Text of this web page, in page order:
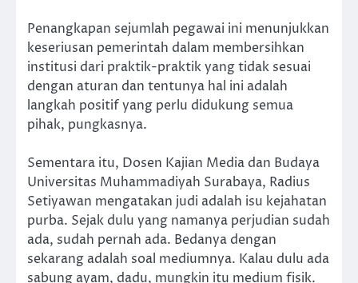
Penangkapan sejumlah pegawai ini menunjukkan
keseriusan pemerintah dalam membersihkan
institusi dari praktik-praktik yang tidak sesuai
dengan aturan dan tentunya hal ini adalah
langkah positif yang perlu didukung semua
pihak, pungkasnya.
Sementara itu, Dosen Kajian Media dan Budaya
Universitas Muhammadiyah Surabaya, Radius
Setiyawan mengatakan judi adalah isu kejahatan
purba. Sejak dulu yang namanya perjudian sudah
ada, sudah pernah ada. Bedanya dengan
sekarang adalah soal mediumnya. Kalau dulu ada
sabung ayam, dadu, mungkin itu medium fisik.